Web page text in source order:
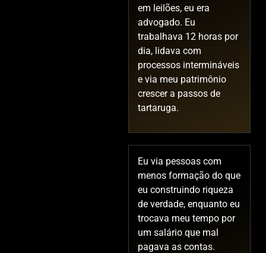
em leilões, eu era
advogado. Eu
trabalhava 12 horas por
dia, lidava com
processos intermináveis
e via meu patrimônio
crescer a passos de
tartaruga.
Eu via pessoas com
menos formação do que
eu construindo riqueza
de verdade, enquanto eu
trocava meu tempo por
um salário que mal
pagava as contas.